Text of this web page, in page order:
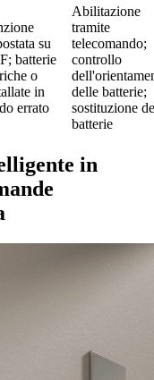
su
batterie
o
in
errato
Abilitazione
tramite
telecomando;
controllo
delle batterie;
sostituzione
batterie
in